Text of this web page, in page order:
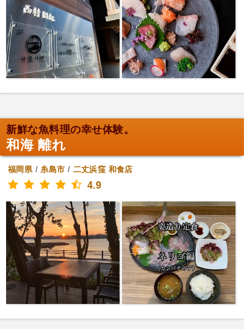
新鮮な魚料理の幸せ体験。
和海 離れ
福岡県/糸島市 / 二丈浜窪 和食店
4.9